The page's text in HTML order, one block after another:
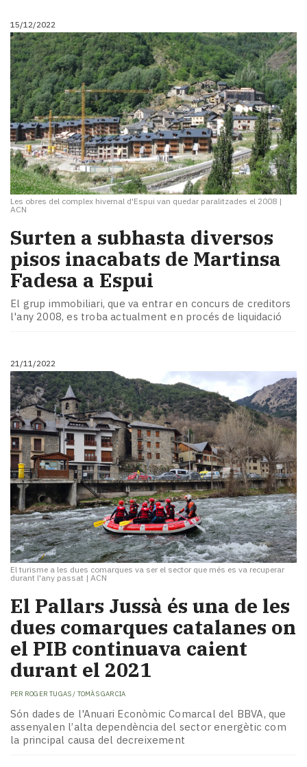
15/12/2022
Les obres del complex hivernal d'Espui van quedar paralitzades el 2008 |
ACN
Surten a subhasta diversos
pisos inacabats de Martinsa
Fadesa a Espui
El grup immobiliari, que va entrar en concurs de creditors
l'any 2008, es troba actualment en procés de liquidació
21/11/2022
El turisme a les dues comarques va ser el sector que més es va recuperar
durant l'any passat | ACN
El Pallars Jussà és una de les
dues comarques catalanes on
el PIB continuava caient
durant el 2021
PER ROGER TUGAS / TOMÀS GARCIA
Són dades de l'Anuari Econòmic Comarcal del BBVA, que
assenyalen l’alta dependència del sector energètic com
la principal causa del decreixement